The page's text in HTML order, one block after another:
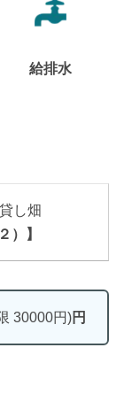
給排水
し畑
）】
30000円)円